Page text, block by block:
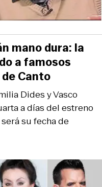
Dides y Vasco
a días del estreno
su fecha de
mano dura: la
a famosos
Canto